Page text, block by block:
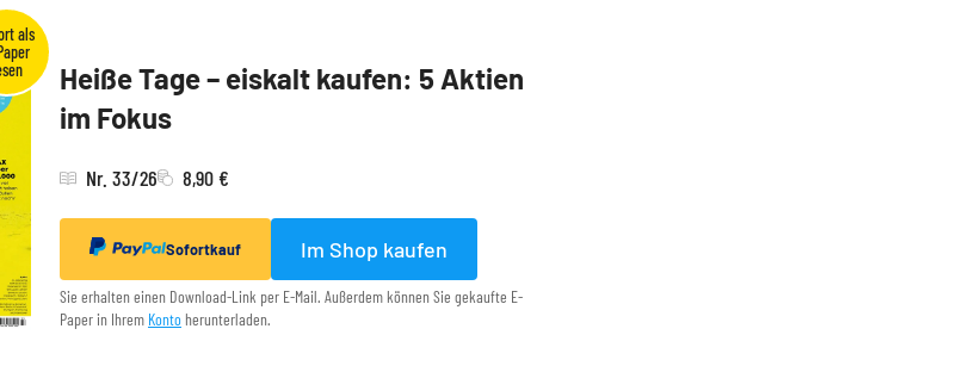
Heiße Tage – eiskalt kaufen: 5 Aktien
im Fokus
Nr. 33/26 8,90 €
Sofortkauf Im Shop kaufen
Sie erhalten einen Download-Link per E-Mail. Außerdem können Sie gekaufte E-
Paper in Ihrem Konto herunterladen.